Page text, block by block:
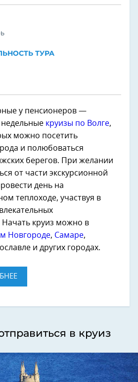
ТУРА
у пенсионеров —
круизы по Волге,
можно посетить
и полюбоваться
берегов. При желании
от части экскурсионной
день на
теплоходе, участвуя в
круиз можно в
Новгороде, Самаре,
и других городах.
в круиз